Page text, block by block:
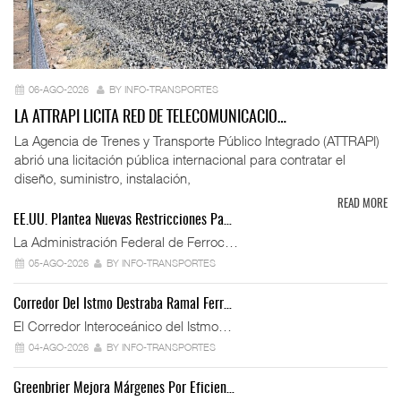
06-AGO-2026 BY INFO-TRANSPORTES
LA ATTRAPI LICITA RED DE TELECOMUNICACIO…
La Agencia de Trenes y Transporte Público Integrado (ATTRAPI)
abrió una licitación pública internacional para contratar el
diseño, suministro, instalación,
READ MORE
EE.UU. Plantea Nuevas Restricciones Pa…
La Administración Federal de Ferroc…
05-AGO-2026 BY INFO-TRANSPORTES
Corredor Del Istmo Destraba Ramal Ferr…
El Corredor Interoceánico del Istmo…
04-AGO-2026 BY INFO-TRANSPORTES
Greenbrier Mejora Márgenes Por Eficien…